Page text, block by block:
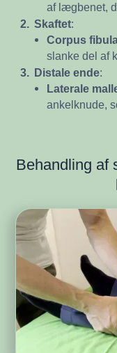
af lægbenet,
2. Skaftet:
Corpus
slanke del af
3. Distale ende:
Laterale
ankelknude,
Behandling af